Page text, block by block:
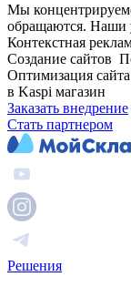
Мы
обращаются. Наши
Контекстная
Создание сайтов
Оптимизация
в Kaspi магазин
Заказать внедрение
Стать партнером
Решения